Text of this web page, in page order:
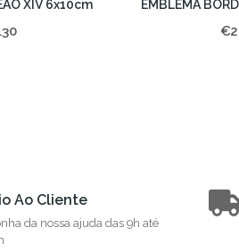
XIV 6x10cm
Ao Cliente
da nossa ajuda das 9h até